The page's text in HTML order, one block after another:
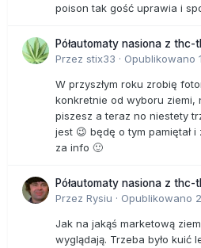
poison tak gość uprawia i
Półautomaty nasiona z thc-
Przez stix33 · Opublikowano
W przyszłym roku zrobię
konkretnie od wyboru
piszesz a teraz no niestety
jest 😉 będę o tym pamiętał
za info 🙂
Półautomaty nasiona z thc-
Przez Rysiu · Opublikowano
Jak na jakąś marketową
wyglądają. Trzeba było kuić